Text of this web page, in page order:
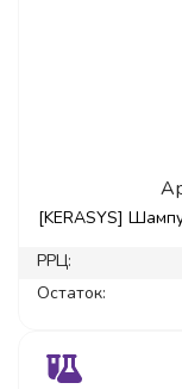
[KERASYS]
РРЦ:
Остаток: